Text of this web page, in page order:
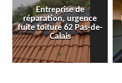
de-
Nettoyage et pose de
gouttière 62